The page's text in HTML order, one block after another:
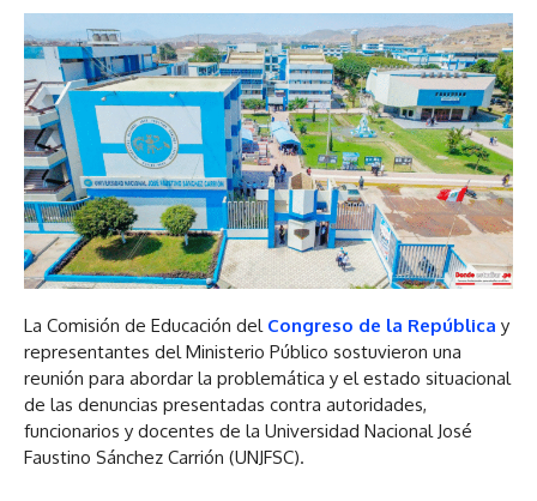
La Comisión de Educación del Congreso de la República y
representantes del Ministerio Público sostuvieron una
reunión para abordar la problemática y el estado situacional
de las denuncias presentadas contra autoridades,
funcionarios y docentes de la Universidad Nacional José
Faustino Sánchez Carrión (UNJFSC).